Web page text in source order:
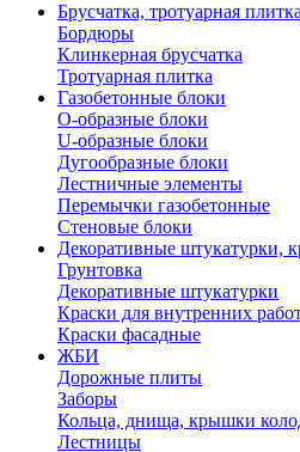
Брусчатка, тротуарная плитка
Бордюры
Клинкерная брусчатка
Тротуарная плитка
Газобетонные блоки
O-образные блоки
U-образные блоки
Дугообразные блоки
Лестничные элементы
Перемычки газобетонные
Стеновые блоки
Декоративные штукатурки,
Грунтовка
Декоративные штукатурки
Краски для внутренних
Краски фасадные
ЖБИ
Дорожные плиты
Заборы
Кольца, днища, крышки
Лестницы